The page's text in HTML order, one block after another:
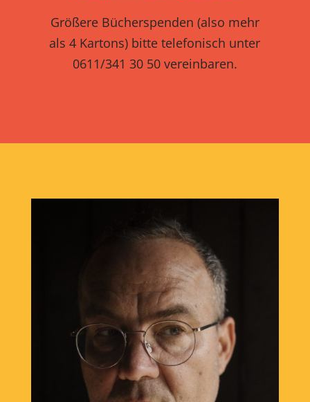
Größere Bücherspenden (also mehr
als 4 Kartons) bitte telefonisch unter
0611/341 30 50 vereinbaren.